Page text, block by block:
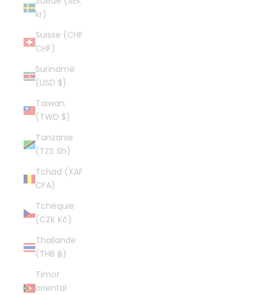
kr)
Suisse (CHF
CHF)
Suriname
(USD $)
Taïwan
(TWD $)
Tanzanie
(TZS Sh)
Tchad (XAF
CFA)
Tchéquie
(CZK Kč)
Thaïlande
(THB ฿)
Timor
oriental